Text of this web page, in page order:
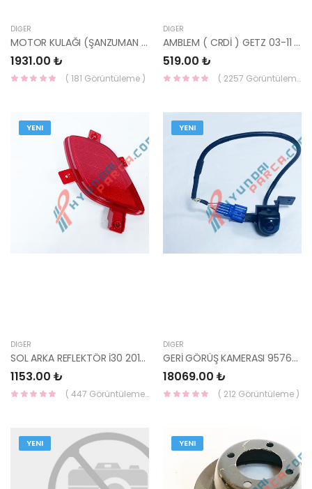
DIĞER
MOTOR KULAĞI (ŞANZUMAN ) ARKA MİLENYUM 21930-25010-YS
1931.00 ₺
( 181 Görüntüleme )
DIĞER
AMBLEM ( CRDİ ) GETZ 03-11 86319-17500-MOBIS
519.00 ₺
( 2257 Görüntüleme )
YENI
DIĞER
SOL ARKA REFLEKTÖR İ30 2012- (AMPULSÜZ MODEL) 92405-A5100-HMC
1153.00 ₺
( 447 Görüntüleme )
YENI
DIĞER
GERİ GÖRÜŞ KAMERASI 95760-D3100-HMC
18069.00 ₺
( 212 Görüntüleme )
YENI YENI